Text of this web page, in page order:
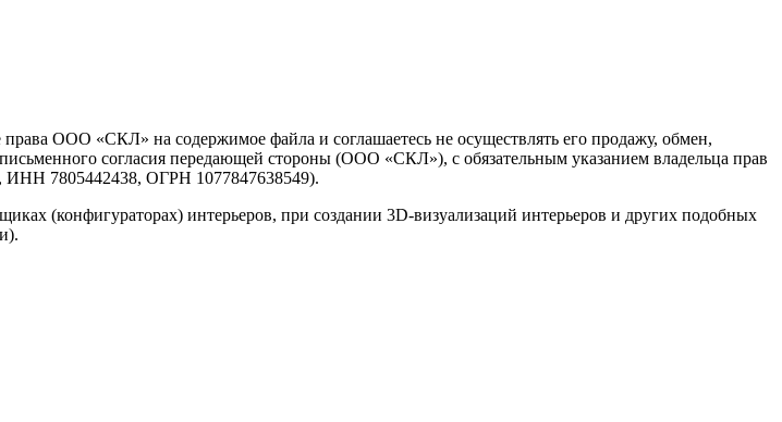
ООО «СКЛ» на содержимое файла и соглашаетесь не осуществлять его продажу, обмен,
согласия передающей стороны (ООО «СКЛ»), с обязательным указанием владельца прав
7805442438, ОГРН 1077847638549).
(конфигураторах) интерьеров, при создании 3D-визуализаций интерьеров и других подобных